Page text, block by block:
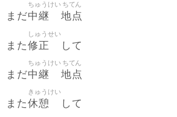
まだ中継
ちゅうけい
地点
ちてん
また修正
しゅうせい
して
まだ中継
ちゅうけい
地点
ちてん
また休憩
きゅうけい
して